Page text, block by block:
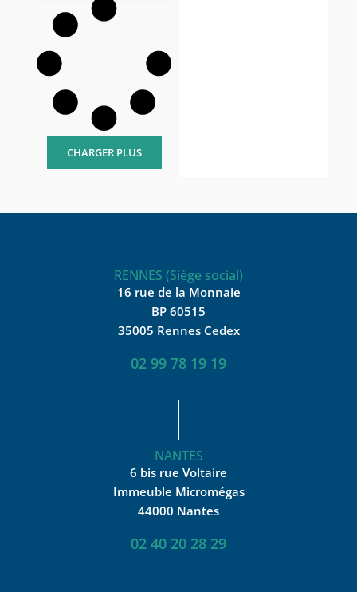
CHARGER PLUS
RENNES (Siège social)
16 rue de la Monnaie
BP 60515
35005 Rennes Cedex
02 99 78 19 19
NANTES
6 bis rue Voltaire
Immeuble Micromégas
44000 Nantes
02 40 20 28 29